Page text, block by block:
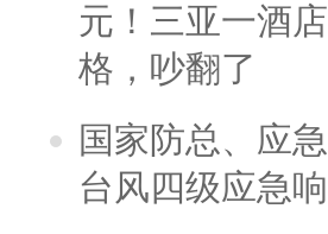
元！三亚一酒
格，吵翻了
国家防总、应
台风四级应急